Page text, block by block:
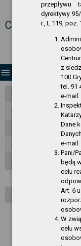
Biuletyn
Centrum
menu
Strona Główna
RODO - klauzula
Inspektor ochrony
Akty normatywne
Zarządzenia
Zarządzenia
przepływu
dyrektywy
r., L 119, poz.
z
100
tel. 91
e-mail:
Dane
e-mail:
Pani/
będą
celu
Art. 6
W
celu